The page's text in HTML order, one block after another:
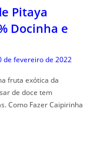
Pitaya
Docinha e
de fevereiro de 2022
fruta exótica da
de doce tem
Como Fazer Caipirinha